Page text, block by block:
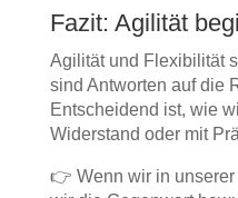
Fazit: Agilität
Agilität und Flexibilität
sind Antworten auf die
Entscheidend ist, wie
Widerstand oder mit
👉 Wenn wir in